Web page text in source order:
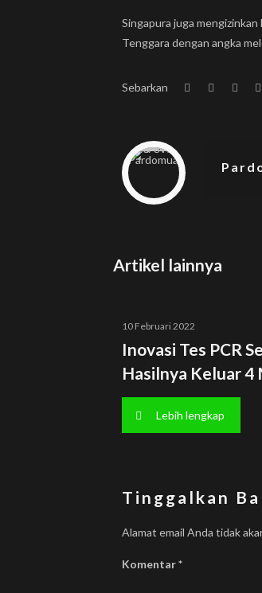
Singapura juga
Tenggara dengan angka
Sebarkan
Warning
: Trying to access array offset on null in
/home/u833233641/domains/beplus.id/public_html/wp-content/themes/betheme/includes/content-single.php
on line
286
Artikel lainnya
10 Februari 2022
Inovasi Tes PCR
Hasilnya Keluar 4
Lebih lengkap
Tinggalkan
Alamat email Anda tidak
Komentar*